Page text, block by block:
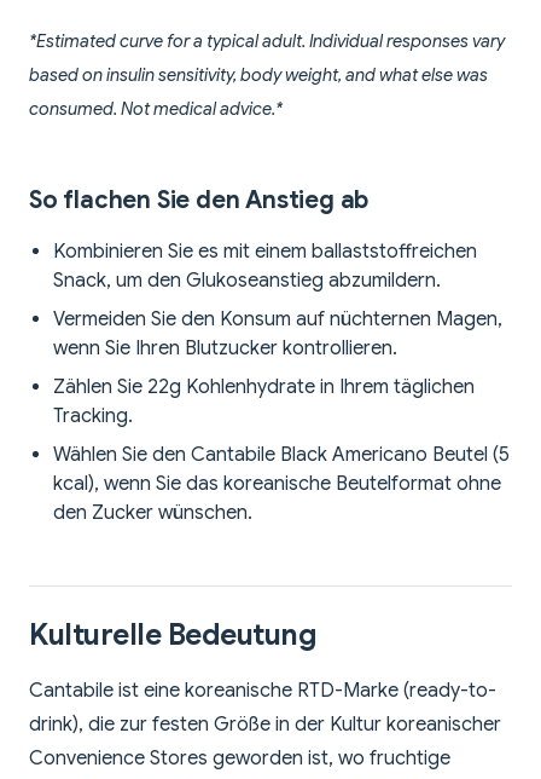
*Estimated curve for a typical adult. Individual responses vary
based on insulin sensitivity, body weight, and what else was
consumed. Not medical advice.*
So flachen Sie den Anstieg ab
Kombinieren Sie es mit einem ballaststoffreichen
Snack, um den Glukoseanstieg abzumildern.
Vermeiden Sie den Konsum auf nüchternen Magen,
wenn Sie Ihren Blutzucker kontrollieren.
Zählen Sie 22g Kohlenhydrate in Ihrem täglichen
Tracking.
Wählen Sie den Cantabile Black Americano Beutel (5
kcal), wenn Sie das koreanische Beutelformat ohne
den Zucker wünschen.
Kulturelle Bedeutung
Cantabile ist eine koreanische RTD-Marke (ready-to-
drink), die zur festen Größe in der Kultur koreanischer
Convenience Stores geworden ist, wo fruchtige